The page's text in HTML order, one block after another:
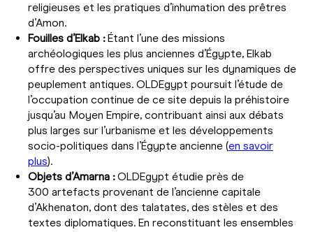
religieuses et les pratiques d’inhumation des prêtres
d’Amon.
Fouilles d’Elkab :Étant l’une des missions
archéologiques les plus anciennes d’Égypte, Elkab
offre des perspectives uniques sur les dynamiques de
peuplement antiques. OLDEgypt poursuit l’étude de
l’occupation continue de ce site depuis la préhistoire
jusqu’au Moyen Empire, contribuant ainsi aux débats
plus larges sur l’urbanisme et les développements
socio-politiques dans l’Égypte ancienne (en savoir
plus).
Objets d’Amarna :OLDEgypt étudie près de
300 artefacts provenant de l’ancienne capitale
d’Akhenaton, dont des talatates, des stèles et des
textes diplomatiques. En reconstituant les ensembles